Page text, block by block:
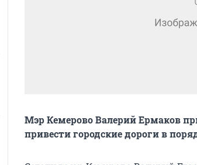
Мэр Кемерово Валерий Ермаков
привести городские дороги в